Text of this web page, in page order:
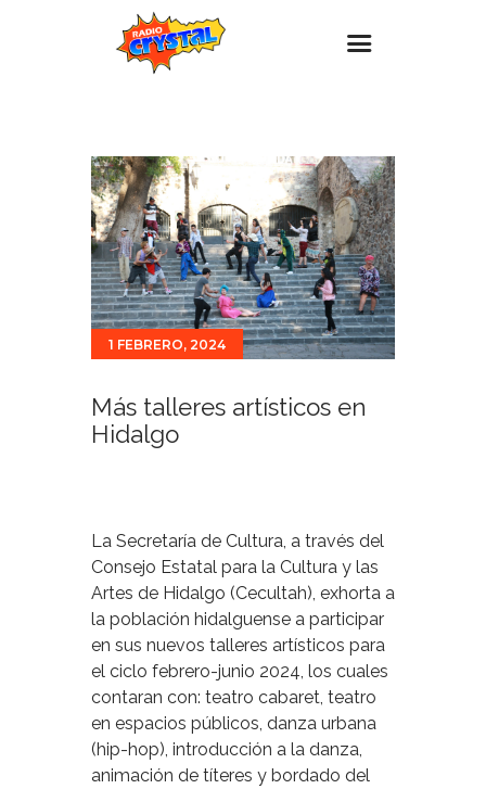
Estaciones
Eventos
Promociones
Noticias
Para ti
Contacto
1 FEBRERO, 2024
Más talleres artísticos en
Hidalgo
La Secretaría de Cultura, a través del
Consejo Estatal para la Cultura y las
Artes de Hidalgo (Cecultah), exhorta a
la población hidalguense a participar
en sus nuevos talleres artísticos para
el ciclo febrero-junio 2024, los cuales
contaran con: teatro cabaret, teatro
en espacios públicos, danza urbana
(hip-hop), introducción a la danza,
animación de títeres y bordado del